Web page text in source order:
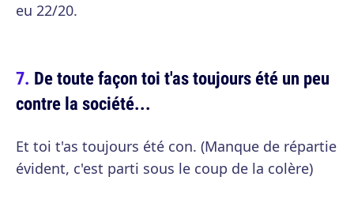
eu 22/20.
De toute façon toi t'as toujours été un peu
contre la société...
Et toi t'as toujours été con. (Manque de répartie
évident, c'est parti sous le coup de la colère)